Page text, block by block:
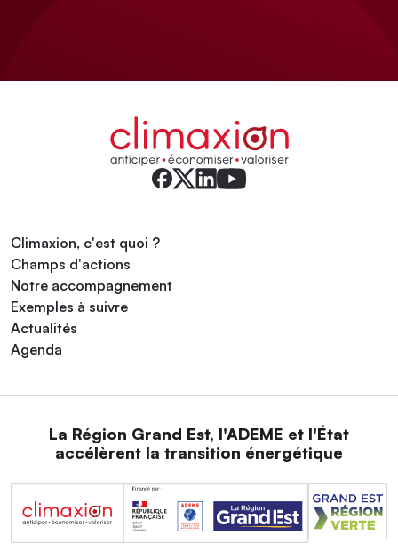
Climaxion, c'est quoi ?
Champs d'actions
Notre accompagnement
Exemples à suivre
Actualités
Agenda
La Région Grand Est, l'ADEME et l'État
accélèrent la transition énergétique